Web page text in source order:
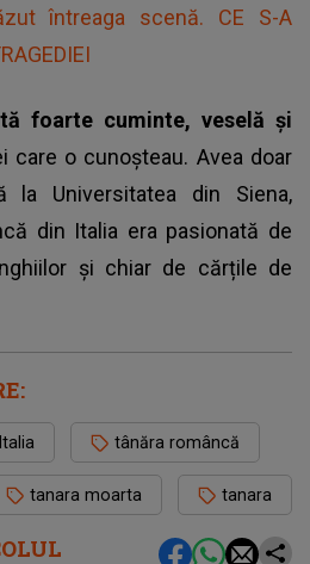
întreaga scenă. CE S-A
foarte cuminte, veselă și
care o cunoșteau. Avea doar
la Universitatea din Siena,
din Italia era pasionată de
și chiar de cărțile de
tânăra româncă
tanara moarta tanara